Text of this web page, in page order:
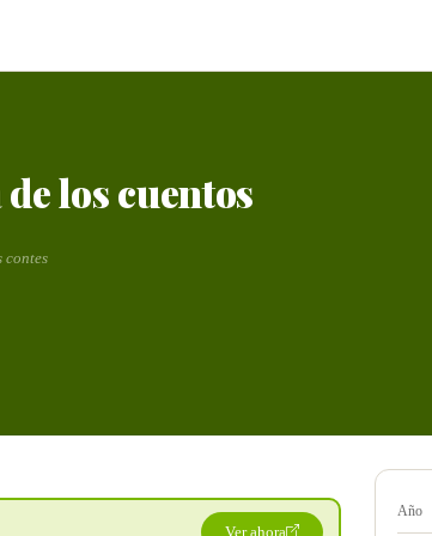
los cuentos
contes
Ver ahora
Año